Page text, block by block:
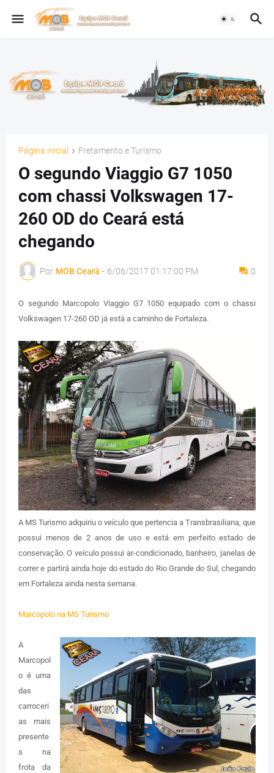
Página inicial Fretamento e Turismo
O segundo Viaggio G7 1050
com chassi Volkswagen 17-
260 OD do Ceará está
chegando
Por MOB Ceará - 6/06/2017 01:17:00 PM 0
O segundo Marcopolo Viaggio G7 1050 equipado com o chassi
Volkswagen 17-260 OD já está a caminho de Fortaleza.
A MS Turismo adquiriu o veículo que pertencia a Transbrasiliana, que
possui menos de 2 anos de uso e está em perfeito estado de
conservação. O veículo possui ar-condicionado, banheiro, janelas de
correr e partirá ainda hoje do estado do Rio Grande do Sul, chegando
em Fortaleza ainda nesta semana.
Marcopolo na MS Turismo
A
Marcopol
o é uma
das
carroceri
as mais
presente
s na
frota da